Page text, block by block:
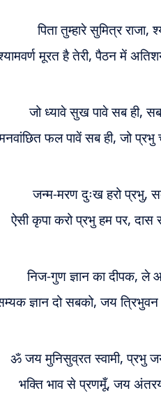
पिता तुम्हारे सुमित्र राजा,
मूरत है तेरी, पैठन में
जो ध्यावे सुख पावेसब ही,
फल पावेंसब ही, जो
जन्म-मरण दुःख हरो प्रभु,
ऐसी कृपा करो प्रभु हम पर,
निज-गुण ज्ञान का दीपक, ले
ज्ञान दो सबको, जय
ॐ जय मुनिसुव्रत स्वामी, प्रभु
भक्ति भाव से प्रणमूँ, जय